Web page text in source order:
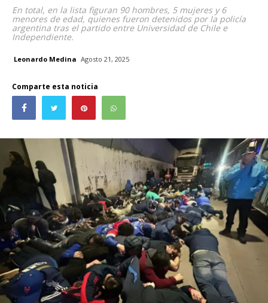
En total, en la lista figuran 90 hombres, 5 mujeres y 6
menores de edad, quienes fueron detenidos por la policía
argentina tras el partido entre Universidad de Chile e
Independiente.
Leonardo Medina Agosto 21, 2025
Comparte esta noticia